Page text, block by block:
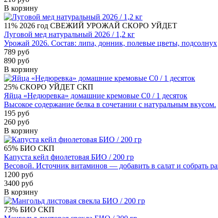
В корзину
11% 2026 год СВЕЖИЙ УРОЖАЙ СКОРО УЙДЕТ
Луговой мед натуральный 2026 / 1,2 кг
Урожай 2026. Состав: липа, донник, полевые цветы, подсолнух
789 руб
890 руб
В корзину
25% СКОРО УЙДЕТ СКП
Яйца «Недюревка» домашние кремовые С0 / 1 десяток
Высокое содержание белка в сочетании с натуральным вкусом.
195 руб
260 руб
В корзину
65% БИО СКП
Капуста кейл фиолетовая БИО / 200 гр
Весовой. Источник витаминов — добавить в салат и собрать
1200 руб
3400 руб
В корзину
73% БИО СКП